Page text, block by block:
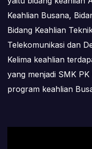
Keahlian Busana,
Bidang Keahlian
Telekomunikasi dan
Kelima keahlian
yang menjadi SMK
program keahlian